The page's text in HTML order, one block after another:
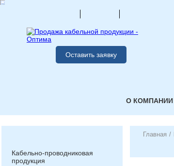
Оставить заявку
О КОМПАНИИ
Кабельно-проводниковая
продукция
Главная /